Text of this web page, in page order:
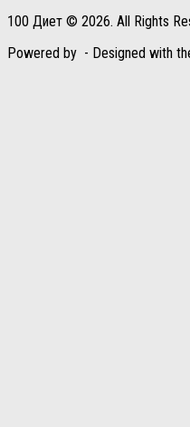
100 Диет © 2026. All Rights
Powered by - Designed with